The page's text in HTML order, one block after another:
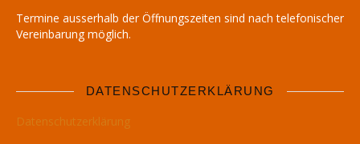
Termine ausserhalb der Öffnungszeiten sind nach telefonischer
Vereinbarung möglich.
DATENSCHUTZERKLÄRUNG
Datenschutzerklärung